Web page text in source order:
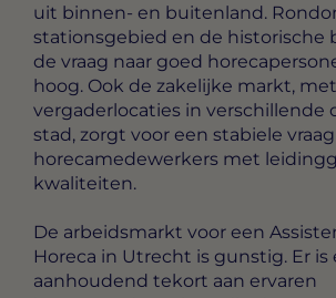
uit binnen- en buitenland.
stationsgebied en de historische
de vraag naar goed
hoog. Ook de zakelijke markt,
vergaderlocaties in verschillende
stad, zorgt voor een stabiele
horecamedewerkers met
kwaliteiten.
De arbeidsmarkt voor een
Horeca in Utrecht is gunstig. Er is
aanhoudend tekort aan ervaren